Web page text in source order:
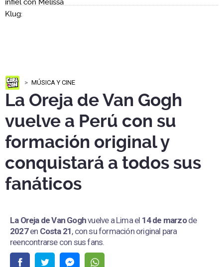
MÚSICA Y CINE
La Oreja de Van Gogh
vuelve a Perú con su
formación original y
conquistará a todos sus
fanáticos
La Oreja de Van Goghvuelve a Lima el 14 de marzode
2027en Costa 21, con su formación original para
reencontrarse con sus fans.